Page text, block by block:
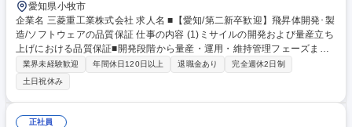
愛知県小牧市
企業名 三菱重工業株式会社 求人名 ■【愛知/第二新卒歓迎】飛昇体開発･製
造/ソフトウェアの品質保証 仕事の内容 (1)ミサイルの開発および量産立ち
上げにおける品質保証■開発段階から量産・運用・維持管理フェーズまで
一貫した品質保証のプランニング（品質基準、工程設計等）■要求仕様や
設計図面のレビュー、改善フィード バック■製造、試験結果の妥当性評価
■問題発生時のトラブル対応と是正改善■海外共同開発／輸出やライセンス
国産事業における品質管理体制の構築(2)シミュレーションソフトウェアの
品質保証■要求仕様書のレビューとソフトウェア設計の品質保証（設計書
業界未経験歓迎 年間休日120日以上 退職金あり
完全週休2日制
土日祝休み
正社員